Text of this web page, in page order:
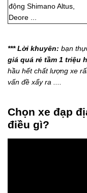
động Shimano Altus,
Deore ...
*** Lời khuyên: bạn
giá quá rẻ tầm 1 triệu
hầu hết chất lượng xe
vấn đề xẩy ra ....
Chọn xe đạp
điều gì?